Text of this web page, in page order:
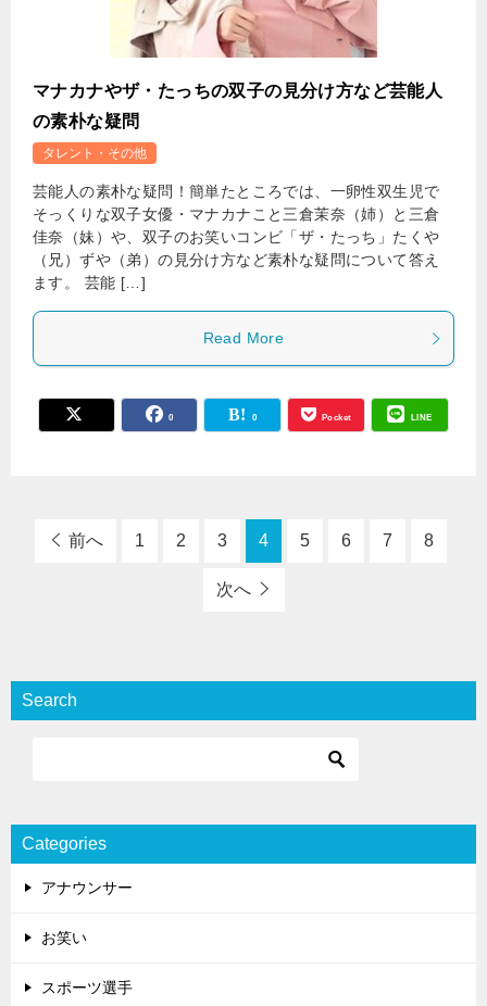
マナカナやザ・たっちの双子の見分け方など芸能人
の素朴な疑問
タレント・その他
芸能人の素朴な疑問！簡単たところでは、一卵性双生児で
そっくりな双子女優・マナカナこと三倉茉奈（姉）と三倉
佳奈（妹）や、双子のお笑いコンビ「ザ・たっち」たくや
（兄）ずや（弟）の見分け方など素朴な疑問について答え
ます。 芸能 […]
Read More
0 0 Pocket LINE
前へ 1 2 3 4 5 6 7 8
次へ
Search
Categories
アナウンサー
お笑い
スポーツ選手